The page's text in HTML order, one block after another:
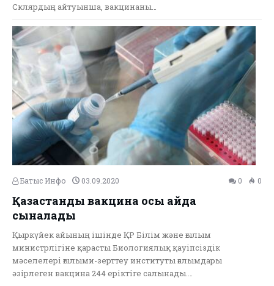
Склярдың айтуынша, вакцинаны…
Батыс Инфо 03.09.2020 0 0
Қазақстандық вакцина осы айда
сыналады
Қыркүйек айының ішінде ҚР Білім және ғылым
министрлігіне қарасты Биологиялық қауіпсіздік
мәселелері ғылыми-зерттеу институты ғалымдары
әзірлеген вакцина 244 еріктіге салынады.…